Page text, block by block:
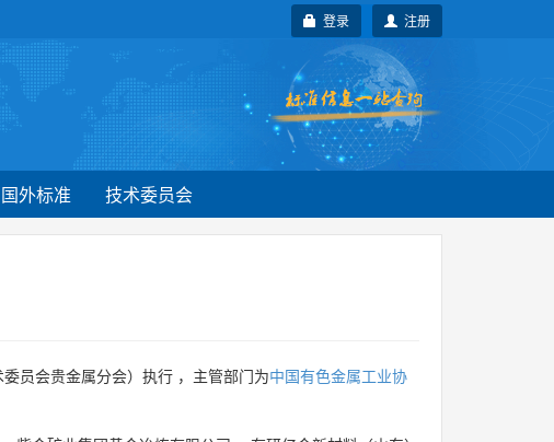
注册
登录
国外标准 技术委员会
委员会贵金属分会）执行 ，主管部门为中国有色金属工业协